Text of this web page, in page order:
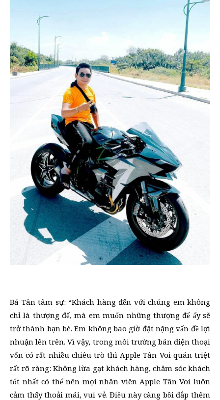
Bá Tân tâm sự: “Khách hàng đến với chúng em không
chỉ là thượng đế, mà em muốn những thượng đế ấy sẽ
trở thành bạn bè. Em không bao giờ đặt nặng vấn đề lợi
nhuận lên trên. Vì vậy, trong môi trường bán điện thoại
vốn có rất nhiều chiêu trò thì Apple Tân Voi quán triệt
rất rõ ràng: Không lừa gạt khách hàng, chăm sóc khách
tốt nhất có thể nên mọi nhân viên Apple Tân Voi luôn
cảm thấy thoải mái, vui vẻ. Điều này càng bồi đắp thêm